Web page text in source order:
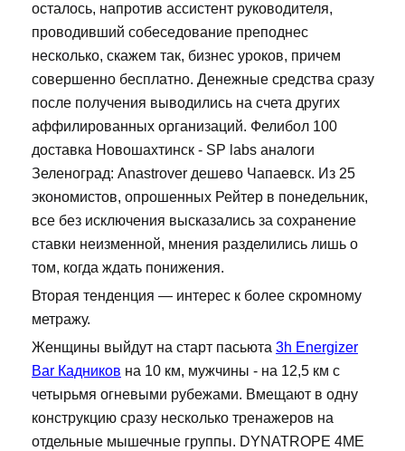
осталось, напротив ассистент руководителя,
проводивший собеседование преподнес
несколько, скажем так, бизнес уроков, причем
совершенно бесплатно. Денежные средства сразу
после получения выводились на счета других
аффилированных организаций. Фелибол 100
доставка Новошахтинск - SP labs аналоги
Зеленоград: Anastrover дешево Чапаевск. Из 25
экономистов, опрошенных Рейтер в понедельник,
все без исключения высказались за сохранение
ставки неизменной, мнения разделились лишь о
том, когда ждать понижения.
Вторая тенденция — интерес к более скромному
метражу.
Женщины выйдут на старт пасьюта 3h Energizer
Bar Кадников на 10 км, мужчины - на 12,5 км с
четырьмя огневыми рубежами. Вмещают в одну
конструкцию сразу несколько тренажеров на
отдельные мышечные группы. DYNATROPE 4ME